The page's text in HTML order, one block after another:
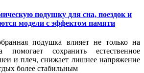
подушку для сна, поездок и
модели с эффектом памяти
подушка влияет не только на
сохранить естественное
и плеч, снижает лишнее напряжение
более стабильным